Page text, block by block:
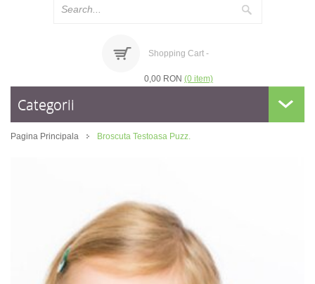
Shopping Cart -
0,00 RON (0 item)
Categorii
Pagina Principala Broscuta Testoasa Puzz.